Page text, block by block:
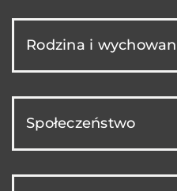
Rodzina i
Społeczeństwo